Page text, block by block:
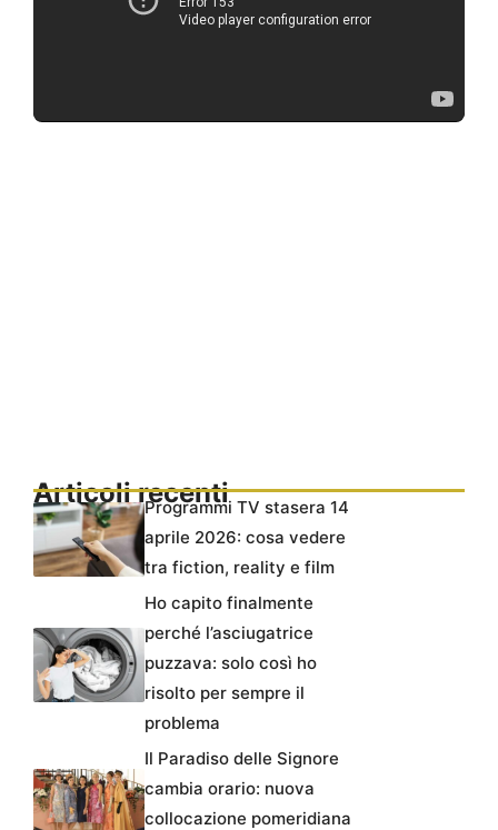
Articoli recentiProgrammi TV stasera 14
aprile 2026: cosa vedere
tra fiction, reality e film
Ho capito finalmente
perché l’asciugatrice
puzzava: solo così ho
risolto per sempre il
problema
Il Paradiso delle Signore
cambia orario: nuova
collocazione pomeridiana